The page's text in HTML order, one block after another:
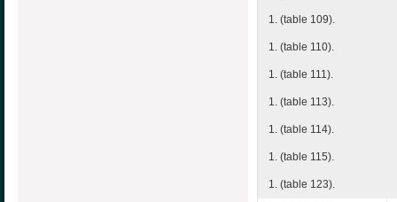
1. (table 109).
1. (table 110).
1. (table 111).
1. (table 113).
1. (table 114).
1. (table 115).
1. (table 123).